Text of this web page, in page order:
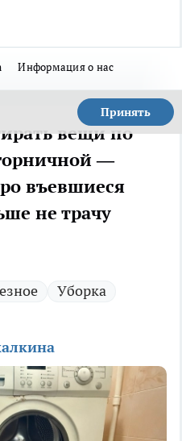
Информация о нас
Принять
вещи по
—
въевшиеся
не трачу
Уборка